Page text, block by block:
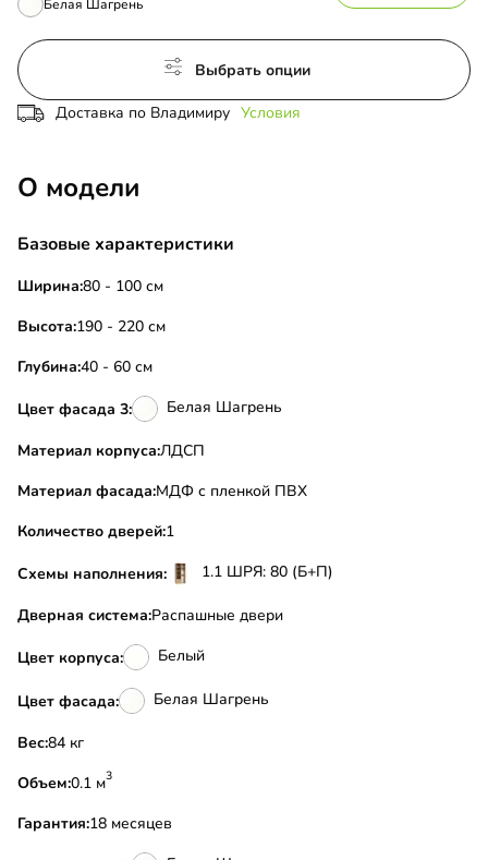
Белая Шагрень
Выбрать опции
Доставка по Владимиру Условия
О модели
Базовые характеристики
Ширина:80 - 100 см
Высота:190 - 220 см
Глубина:40 - 60 см
Цвет фасада 3: Белая Шагрень
Материал корпуса:ЛДСП
Материал фасада:МДФ с пленкой ПВХ
Количество дверей:1
Схемы наполнения: 1.1 ШРЯ: 80 (Б+П)
Дверная система:Распашные двери
Цвет корпуса: Белый
Цвет фасада: Белая Шагрень
Вес:
84 кг
Объем:
0.1 м3
Гарантия:18 месяцев